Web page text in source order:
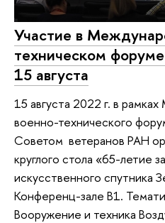
Участие в
техническом
15 августа
15 августа 2022 г. в
военно-технического
Советом ветеранов РАН
круглого стола «65-летие
искусственного спутника
Конференц-зале B1.
Вооружение и техника